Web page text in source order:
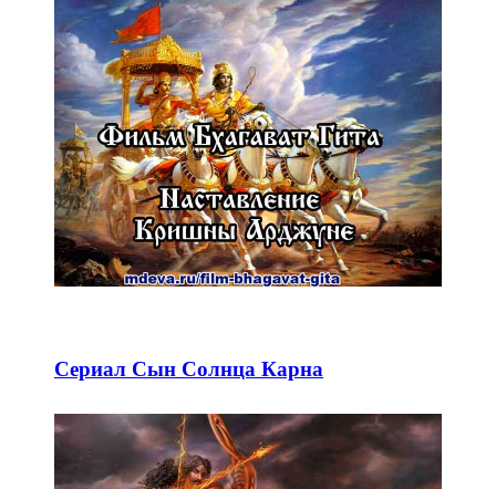
Сериал Сын Солнца Карна